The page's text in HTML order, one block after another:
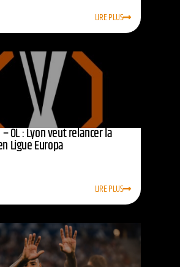
LIRE PLUS
OL : Lyon veut relancer la
Ligue Europa
LIRE PLUS